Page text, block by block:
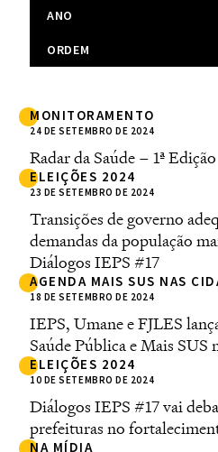
MONITORAMENTO
24 DE SETEMBRO DE 2024
Radar da Saúde – 1ª Edição
ELEIÇÕES 2024
23 DE SETEMBRO DE 2024
Transições de governo
demandas da população
Diálogos IEPS #17
AGENDA MAIS SUS NAS
18 DE SETEMBRO DE 2024
IEPS, Umane e FJLES
Saúde Pública e Mais SUS
ELEIÇÕES 2024
10 DE SETEMBRO DE 2024
Diálogos IEPS #17 vai
prefeituras no
NA MÍDIA